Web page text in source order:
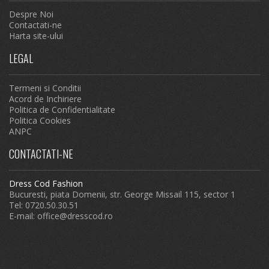
Despre Noi
Contactati-ne
Harta site-ului
LEGAL
Termeni si Conditii
Acord de Inchiriere
Politica de Confidentialitate
Politica Cookies
ANPC
CONTACTATI-NE
Dress Cod Fashion
Bucuresti, piata Domenii, str. George Missail 115, sector 1
Tel: 0720.50.30.51
E-mail: office@dresscod.ro